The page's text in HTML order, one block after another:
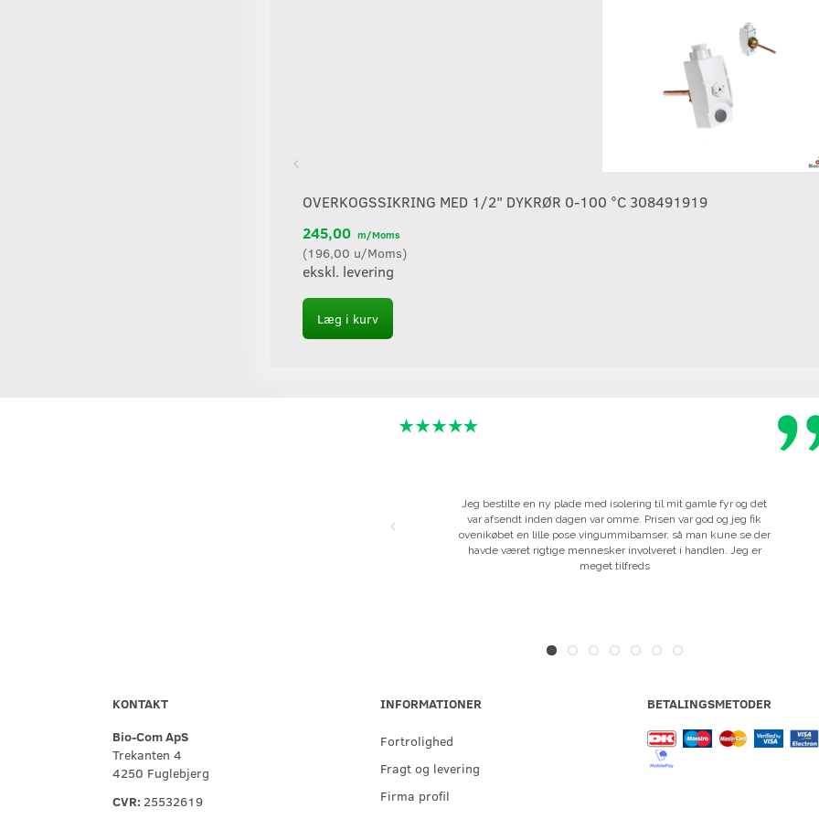
OVERKOGSSIKRING MED 1/2" DYKRØR 0-100 °C 308491919
245,00 m/Moms
(196,00 u/Moms)
ekskl. levering
Læg i kurv
Jeg bestilte en ny plade med isolering til mit gamle fyr og det
var afsendt inden dagen var omme. Prisen var god og jeg fik
ovenikøbet en lille pose vingummibamser, så man kune se der
havde været rigtige mennesker involveret i handlen. Jeg er
meget tilfreds
KONTAKT
Bio-Com ApS
Trekanten 4
4250 Fuglebjerg
CVR: 25532619
INFORMATIONER
Fortrolighed
Fragt og levering
Firma profil
BETALINGSMETODER